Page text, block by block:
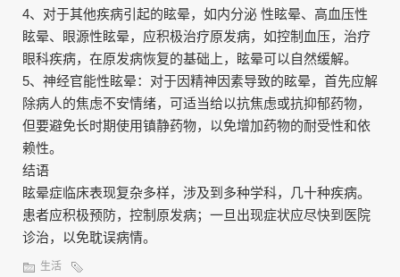
4、对于其他疾病引起的眩晕，如内分泌 性眩晕、高血压性
眩晕、眼源性眩晕，应积极治疗原发病，如控制血压，治疗
眼科疾病，在原发病恢复的基础上，眩晕可以自然缓解。
5、神经官能性眩晕：对于因精神因素导致的眩晕，首先应解
除病人的焦虑不安情绪，可适当给以抗焦虑或抗抑郁药物，
但要避免长时期使用镇静药物，以免增加药物的耐受性和依
赖性。
结语
眩晕症临床表现复杂多样，涉及到多种学科，几十种疾病。
患者应积极预防，控制原发病；一旦出现症状应尽快到医院
诊治，以免耽误病情。
生活